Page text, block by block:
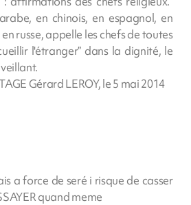
en chinois, en espagnol, en
russe, appelle les chefs de toutes
l'étranger” dans la dignité, le
Gérard LEROY, le 5 mai 2014
a force de seré i risque de casser
quand meme